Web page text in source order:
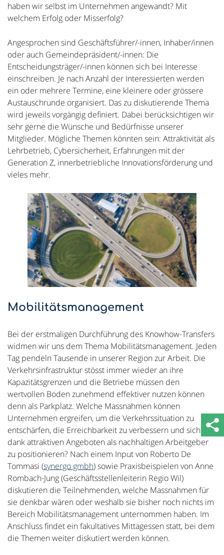
haben wir selbst im Unternehmen angewandt? Mit
welchem Erfolg oder Misserfolg?
Angesprochen sind Geschäftsführer/-innen, Inhaber/innen
oder auch Gemeindepräsident/-innen: Die
Entscheidungsträger/-innen können sich bei Interesse
einschreiben. Je nach Anzahl der Interessierten werden
ein oder mehrere Termine, eine kleinere oder grössere
Austauschrunde organisiert. Das zu diskutierende Thema
wird jeweils vorgängig definiert. Dabei berücksichtigen wir
sehr gerne die Wünsche und Bedürfnisse unserer
Mitglieder. Mögliche Themen könnten sein: Attraktivität als
Lehrbetrieb, Cybersicherheit, Erfahrungen mit der
Generation Z, innerbetriebliche Innovationsförderung und
vieles mehr.
Mobilitätsmanagement
Bei der erstmaligen Durchführung des Knowhow-Transfers
widmen wir uns dem Thema Mobilitätsmanagement. Jeden
Tag pendeln Tausende in unserer Region zur Arbeit. Die
Verkehrsinfrastruktur stösst immer wieder an ihre
Kapazitätsgrenzen und die Betriebe müssen den
wertvollen Boden zunehmend effektiver nutzen können
denn als Parkplatz. Welche Massnahmen können
Unternehmen ergreifen, um die Verkehrssituation zu
entschärfen, die Erreichbarkeit zu verbessern und sich
dank attraktiven Angeboten als nachhaltigen Arbeitgeber
zu positionieren? Nach einem Input von Roberto De
Tommasi (synergo gmbh) sowie Praxisbeispielen von Anne
Rombach-Jung (Geschäftsstellenleiterin Regio Wil)
diskutieren die Teilnehmenden, welche Massnahmen für
sie denkbar wären oder weshalb sie bisher noch nichts im
Bereich Mobilitätsmanagement unternommen haben. Im
Anschluss findet ein fakultatives Mittagessen statt, bei dem
die Themen weiter diskutiert werden können.